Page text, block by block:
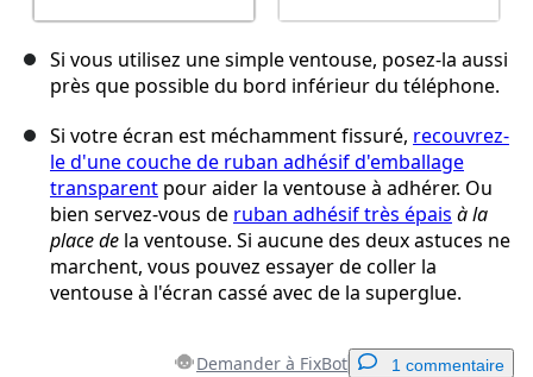
Si vous utilisez une simple ventouse, posez-la aussi
près que possible du bord inférieur du téléphone.
Si votre écran est méchamment fissuré, recouvrez-
le d'une couche de ruban adhésif d'emballage
transparent pour aider la ventouse à adhérer. Ou
bien servez-vous de ruban adhésif très épais à la
place de la ventouse. Si aucune des deux astuces ne
marchent, vous pouvez essayer de coller la
ventouse à l'écran cassé avec de la superglue.
Demander à FixBot 1 commentaire